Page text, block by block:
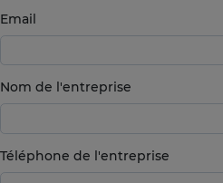
Email
Nom de l'entreprise
Téléphone de l'entreprise